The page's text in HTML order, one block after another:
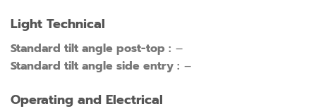
Light Technical
Standard tilt angle post-top : –
Standard tilt angle side entry : –
Operating and Electrical